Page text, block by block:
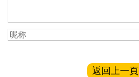
返回上一頁